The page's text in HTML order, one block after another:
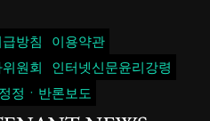
방침
이용약관
원회
인터넷신문윤리강령
정정ㆍ반론보도